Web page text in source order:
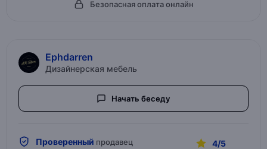
Безопасная оплата онлайн
Ephdarren
Дизайнерская мебель
Начать беседу
Проверенный продавец 4/5